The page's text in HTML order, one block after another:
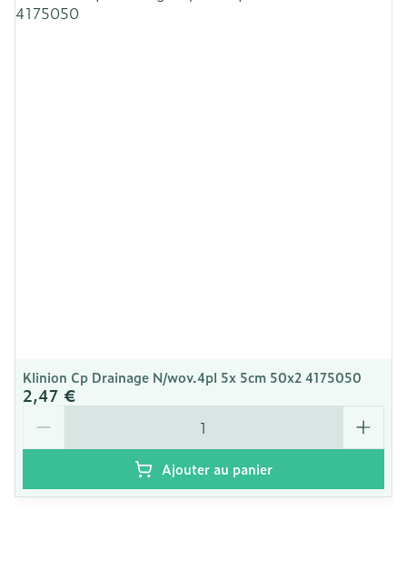
Longueur
Klinion Cp Drainage N/wov.4pl 5x 5cm 50x2 4175050
2,47 €
Ajouter au panier